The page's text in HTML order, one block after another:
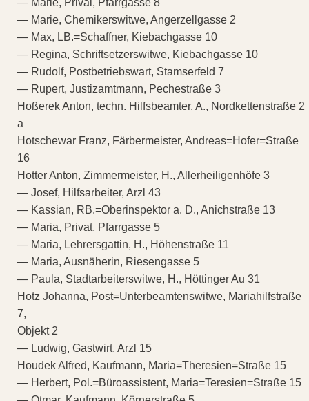
— Marie, Privai, Pfarrgasse 8
— Marie, Chemikerswitwe, Angerzellgasse 2
— Max, LB.=Schaffner, Kiebachgasse 10
— Regina, Schriftsetzerswitwe, Kiebachgasse 10
— Rudolf, Postbetriebswart, Stamserfeld 7
— Rupert, Justizamtmann, Pechestraße 3
Hoßerek Anton, techn. Hilfsbeamter, A., Nordkettenstraße 2
a
Hotschewar Franz, Färbermeister, Andreas=Hofer=Straße
16
Hotter Anton, Zimmermeister, H., Allerheiligenhöfe 3
— Josef, Hilfsarbeiter, Arzl 43
— Kassian, RB.=Oberinspektor a. D., Anichstraße 13
— Maria, Privat, Pfarrgasse 5
— Maria, Lehrersgattin, H., Höhenstraße 11
— Maria, Ausnäherin, Riesengasse 5
— Paula, Stadtarbeiterswitwe, H., Höttinger Au 31
Hotz Johanna, Post=Unterbeamtenswitwe, Mariahilfstraße
7,
Objekt 2
— Ludwig, Gastwirt, Arzl 15
Houdek Alfred, Kaufmann, Maria=Theresien=Straße 15
— Herbert, Pol.=Büroassistent, Maria=Teresien=Straße 15